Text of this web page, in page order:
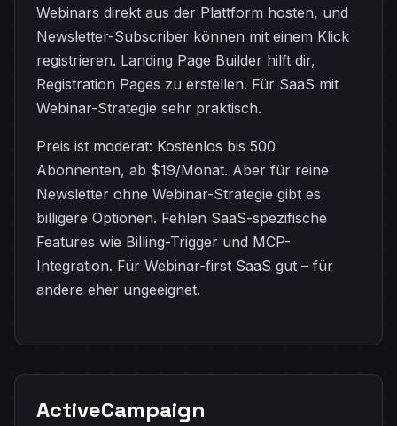
Webinars direkt aus der Plattform hosten, und
Newsletter-Subscriber können mit einem Klick
registrieren. Landing Page Builder hilft dir,
Registration Pages zu erstellen. Für SaaS mit
Webinar-Strategie sehr praktisch.
Preis ist moderat: Kostenlos bis 500
Abonnenten, ab $19/Monat. Aber für reine
Newsletter ohne Webinar-Strategie gibt es
billigere Optionen. Fehlen SaaS-spezifische
Features wie Billing-Trigger und MCP-
Integration. Für Webinar-first SaaS gut – für
andere eher ungeeignet.
ActiveCampaign